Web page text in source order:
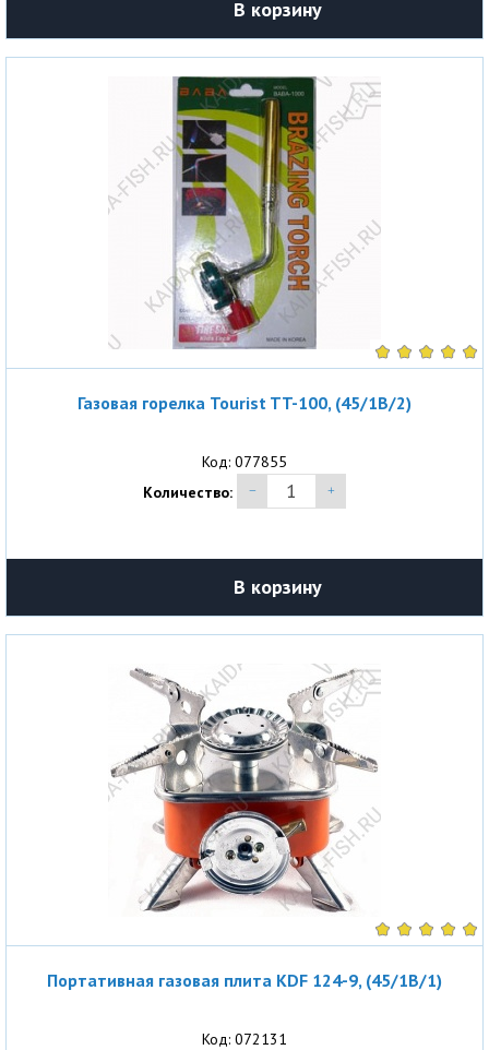
В корзину
Газовая горелка Tourist TT-100, (45/1B/2)
Код: 077855
Количество:
В корзину
Портативная газовая плита KDF 124-9, (45/1B/1)
Код: 072131